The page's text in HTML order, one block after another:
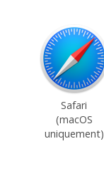
Safari
(macOS
uniquement)